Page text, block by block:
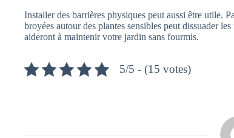
Installer des barrières physiques peut aussi être utile.
broyées autour des plantes sensibles peut dissuader
aideront à maintenir votre jardin sans fourmis.
5/5 - (15 votes)